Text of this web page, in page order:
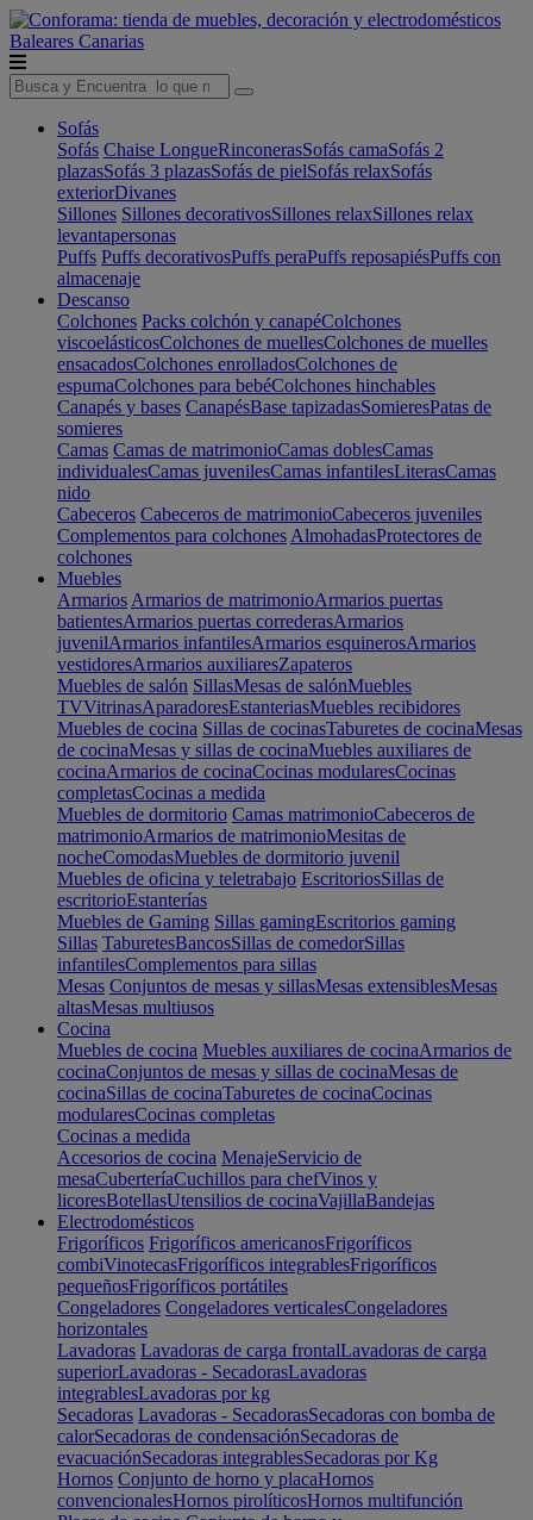
Baleares Canarias
Sofás
Sofás Chaise LongueRinconerasSofás camaSofás 2
plazasSofás 3 plazasSofás de pielSofás relaxSofás
exteriorDivanes
Sillones Sillones decorativosSillones relaxSillones relax
levantapersonas
Puffs Puffs decorativosPuffs peraPuffs reposapiésPuffs con
almacenaje
Descanso
Colchones Packs colchón y canapéColchones
viscoelásticosColchones de muellesColchones de muelles
ensacadosColchones enrolladosColchones de
espumaColchones para bebéColchones hinchables
Canapés y bases CanapésBase tapizadasSomieresPatas de
somieres
Camas Camas de matrimonioCamas doblesCamas
individualesCamas juvenilesCamas infantilesLiterasCamas
nido
Cabeceros Cabeceros de matrimonioCabeceros juveniles
Complementos para colchones AlmohadasProtectores de
colchones
Muebles
Armarios Armarios de matrimonioArmarios puertas
batientesArmarios puertas correderasArmarios
juvenilArmarios infantilesArmarios esquinerosArmarios
vestidoresArmarios auxiliaresZapateros
Muebles de salón SillasMesas de salónMuebles
TVVitrinasAparadoresEstanteriasMuebles recibidores
Muebles de cocina Sillas de cocinasTaburetes de cocinaMesas
de cocinaMesas y sillas de cocinaMuebles auxiliares de
cocinaArmarios de cocinaCocinas modularesCocinas
completasCocinas a medida
Muebles de dormitorio Camas matrimonioCabeceros de
matrimonioArmarios de matrimonioMesitas de
nocheComodasMuebles de dormitorio juvenil
Muebles de oficina y teletrabajo EscritoriosSillas de
escritorioEstanterías
Muebles de Gaming Sillas gamingEscritorios gaming
Sillas TaburetesBancosSillas de comedorSillas
infantilesComplementos para sillas
Mesas Conjuntos de mesas y sillasMesas extensiblesMesas
altasMesas multiusos
Cocina
Muebles de cocina Muebles auxiliares de cocinaArmarios de
cocinaConjuntos de mesas y sillas de cocinaMesas de
cocinaSillas de cocinaTaburetes de cocinaCocinas
modularesCocinas completas
Cocinas a medida
Accesorios de cocina MenajeServicio de
mesaCuberteríaCuchillos para chefVinos y
licoresBotellasUtensilios de cocinaVajillaBandejas
Electrodomésticos
Frigoríficos Frigoríficos americanosFrigoríficos
combiVinotecasFrigoríficos integrablesFrigoríficos
pequeñosFrigoríficos portátiles
Congeladores Congeladores verticalesCongeladores
horizontales
Lavadoras Lavadoras de carga frontalLavadoras de carga
superiorLavadoras - SecadorasLavadoras
integrablesLavadoras por kg
Secadoras Lavadoras - SecadorasSecadoras con bomba de
calorSecadoras de condensaciónSecadoras de
evacuaciónSecadoras integrablesSecadoras por Kg
Hornos Conjunto de horno y placaHornos
convencionalesHornos pirolíticosHornos multifunción